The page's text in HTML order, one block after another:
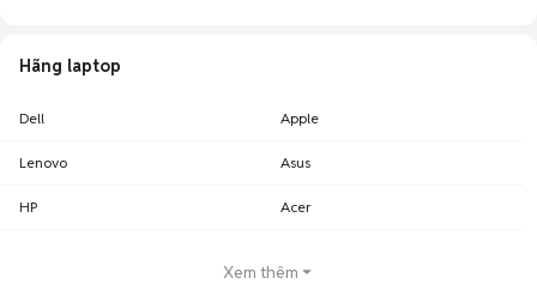
Hãng laptop
Dell Apple
Lenovo Asus
HP Acer
Xem thêm